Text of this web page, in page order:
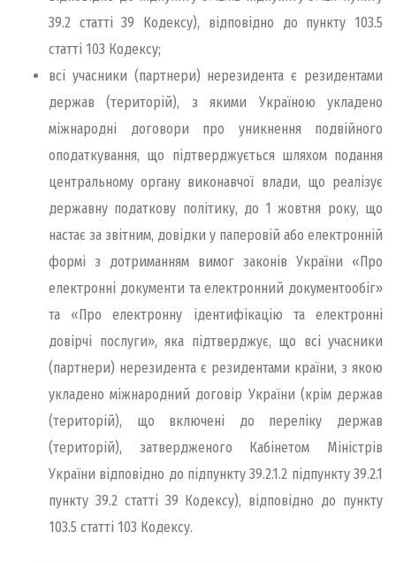
39.2 статті 39 Кодексу), відповідно до пункту 103.5
статті 103 Кодексу;
всі учасники (партнери) нерезидента є резидентами
держав (територій), з якими Україною укладено
міжнародні договори про уникнення подвійного
оподаткування, що підтверджується шляхом подання
центральному органу виконавчої влади, що реалізує
державну податкову політику, до 1 жовтня року, що
настає за звітним, довідки у паперовій або електронній
формі з дотриманням вимог законів України «Про
електронні документи та електронний документообіг»
та «Про електронну ідентифікацію та електронні
довірчі послуги», яка підтверджує, що всі учасники
(партнери) нерезидента є резидентами країни, з якою
укладено міжнародний договір України (крім держав
(територій), що включені до переліку держав
(територій), затвердженого Кабінетом Міністрів
України відповідно до підпункту 39.2.1.2 підпункту 39.2.1
пункту 39.2 статті 39 Кодексу), відповідно до пункту
103.5 статті 103 Кодексу.